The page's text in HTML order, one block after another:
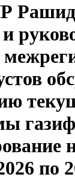
Рашид
по